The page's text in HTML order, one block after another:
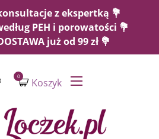
z ekspertką 💐
PEH i porowatości 💐
już od 99 zł 💐
Koszyk
0